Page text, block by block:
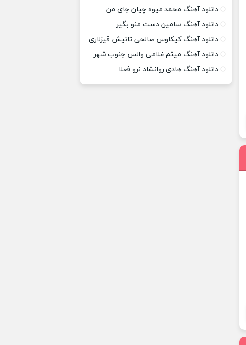
دانلود آهنگ محمد میوه چیان جای من
دانلود آهنگ سامین دست منو بگیر
دانلود آهنگ کیکاوس صالحی تانیش قیزلاری
دانلود آهنگ میثم غلامی والس جنوب شهر
دانلود آهنگ هادی روانشاد نرو فعلا